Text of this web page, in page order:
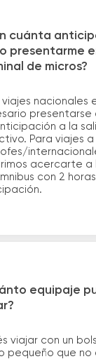
cuánta
presentarme
de micros?
viajes nacionales
presentarse
a la
Para viajes a
acercarte a
con 2
equipaje
viajar con un
pequeño que no